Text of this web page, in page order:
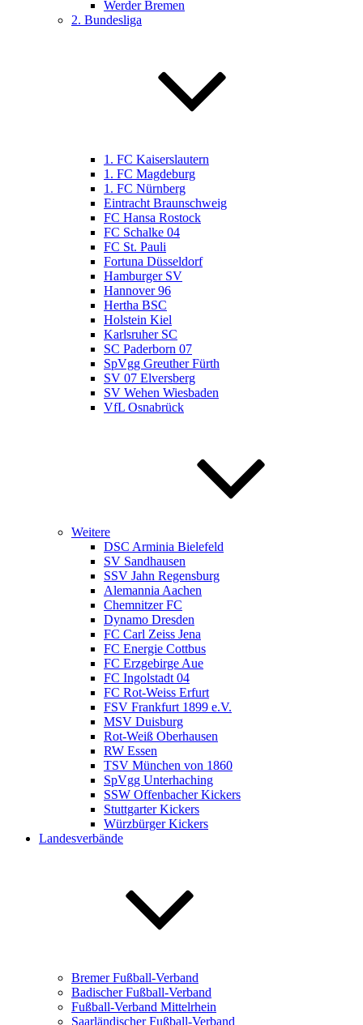
Werder Bremen
2. Bundesliga
1. FC Kaiserslautern
1. FC Magdeburg
1. FC Nürnberg
Eintracht Braunschweig
FC Hansa Rostock
FC Schalke 04
FC St. Pauli
Fortuna Düsseldorf
Hamburger SV
Hannover 96
Hertha BSC
Holstein Kiel
Karlsruher SC
SC Paderborn 07
SpVgg Greuther Fürth
SV 07 Elversberg
SV Wehen Wiesbaden
VfL Osnabrück
Weitere
DSC Arminia Bielefeld
SV Sandhausen
SSV Jahn Regensburg
Alemannia Aachen
Chemnitzer FC
Dynamo Dresden
FC Carl Zeiss Jena
FC Energie Cottbus
FC Erzgebirge Aue
FC Ingolstadt 04
FC Rot-Weiss Erfurt
FSV Frankfurt 1899 e.V.
MSV Duisburg
Rot-Weiß Oberhausen
RW Essen
TSV München von 1860
SpVgg Unterhaching
SSW Offenbacher Kickers
Stuttgarter Kickers
Würzbürger Kickers
Landesverbände
Bremer Fußball-Verband
Badischer Fußball-Verband
Fußball-Verband Mittelrhein
Saarländischer Fußball-Verband